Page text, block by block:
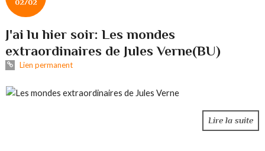
02/02
J'ai lu hier soir: Les mondes
extraordinaires de Jules Verne(BU)
Lien permanent
Lire la suite